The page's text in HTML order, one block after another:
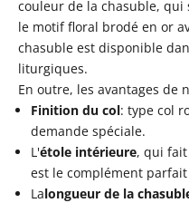
couleur de la chasuble,
le motif floral brodé en or
chasuble est disponible
liturgiques.
En outre, les avantages de
Finition du col: type col
demande spéciale.
L'étole intérieure, qui
est le complément
Lalongueur de la